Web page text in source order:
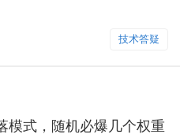
技术答疑
模式，随机必爆几个权重